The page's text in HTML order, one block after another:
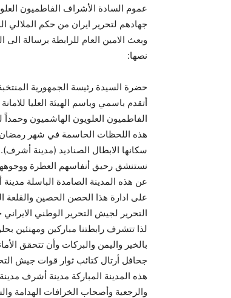
عموم السادة الأشراف الفاطميون
جهادهم لتحرير ايران من حكم الملالي
وبعث الامين العام للرابطة برسالة
نصها:
حضرة السيدة رئيسة الجمهورية
أتقدم باسمي وباسم الهيئة العليا
الفاطميون العلويون الهاشميون وحمداً
هذه اللحظات الحاسمة في شهر رمضان
سكانها الابطال الصناديد (مدينة أشرف).
نستنشق رحيق أنفاسهم العطرة ووجوههم
عن هذه المدينة الصامدة الباسلة
على ادارة هذا الحصن الحصين والقلعة
التحرير لجيش التحرير الوطني
لذا تتشرف رابطتنا مباركين ومهنئين
بالخير واليمن والبركات وأن تتحقق
جحافل أرتال كتائب ثوار قوات جيش
هذه المدينة المباركة مدينة أشرف
والرجعية وأصحاب الخرافات الهدامة